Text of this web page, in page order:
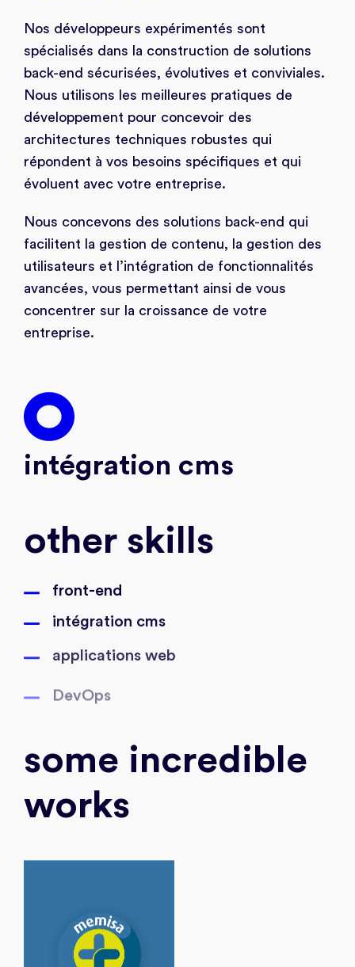
Nos développeurs expérimentés sont
spécialisés dans la construction de solutions
back-end sécurisées, évolutives et conviviales.
Nous utilisons les meilleures pratiques de
développement pour concevoir des
architectures techniques robustes qui
répondent à vos besoins spécifiques et qui
évoluent avec votre entreprise.
Nous concevons des solutions back-end qui
facilitent la gestion de contenu, la gestion des
utilisateurs et l’intégration de fonctionnalités
avancées, vous permettant ainsi de vous
concentrer sur la croissance de votre
entreprise.
intégration cms
other skills
front-end
intégration cms
applications web
DevOps
some incredible
works